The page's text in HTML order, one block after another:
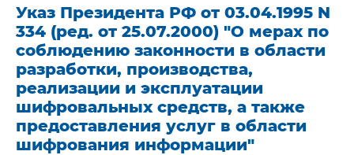
Указ Президента РФ от 03.04.1995 N
334 (ред. от 25.07.2000) "О мерах по
соблюдению законности в области
разработки, производства,
реализации и эксплуатации
шифровальных средств, а также
предоставления услуг в области
шифрования информации"